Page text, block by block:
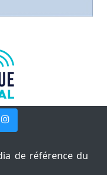
de référence du